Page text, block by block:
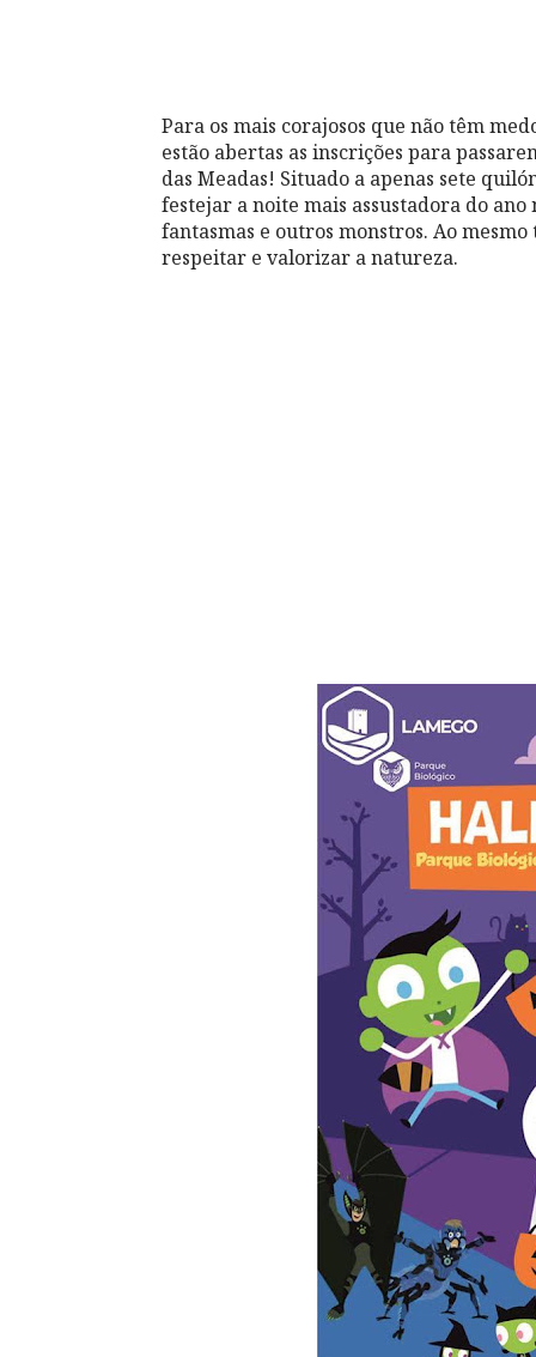
Para os mais corajosos que não têm
estão abertas as inscrições para
das Meadas! Situado a apenas sete
festejar a noite mais assustadora do
fantasmas e outros monstros. Ao
respeitar e valorizar a natureza.